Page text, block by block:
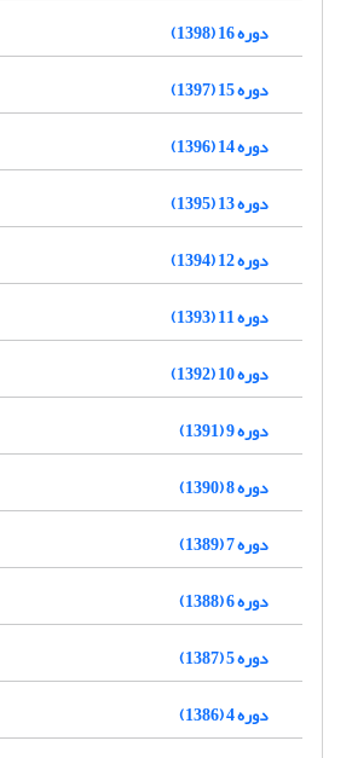
دوره 16 (1398)
دوره 15 (1397)
دوره 14 (1396)
دوره 13 (1395)
دوره 12 (1394)
دوره 11 (1393)
دوره 10 (1392)
دوره 9 (1391)
دوره 8 (1390)
دوره 7 (1389)
دوره 6 (1388)
دوره 5 (1387)
دوره 4 (1386)